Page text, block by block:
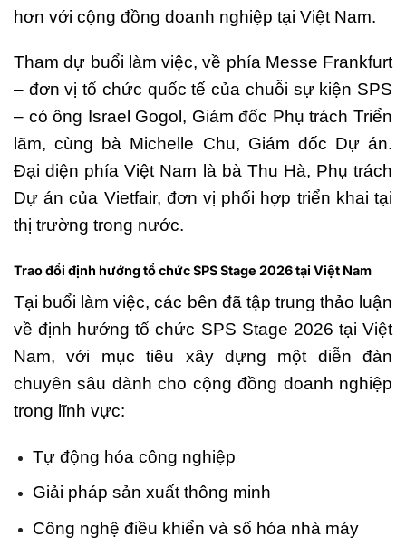
hơn với cộng đồng doanh nghiệp tại Việt Nam.
Tham dự buổi làm việc, về phía Messe Frankfurt
– đơn vị tổ chức quốc tế của chuỗi sự kiện SPS
– có ông Israel Gogol, Giám đốc Phụ trách Triển
lãm, cùng bà Michelle Chu, Giám đốc Dự án.
Đại diện phía Việt Nam là bà Thu Hà, Phụ trách
Dự án của Vietfair, đơn vị phối hợp triển khai tại
thị trường trong nước.
Trao đổi định hướng tổ chức SPS Stage 2026 tại Việt Nam
Tại buổi làm việc, các bên đã tập trung thảo luận
về định hướng tổ chức SPS Stage 2026 tại Việt
Nam, với mục tiêu xây dựng một diễn đàn
chuyên sâu dành cho cộng đồng doanh nghiệp
trong lĩnh vực:
Tự động hóa công nghiệp
Giải pháp sản xuất thông minh
Công nghệ điều khiển và số hóa nhà máy